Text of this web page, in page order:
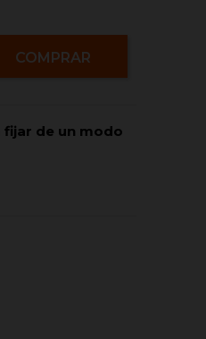
COMPRAR
de un modo